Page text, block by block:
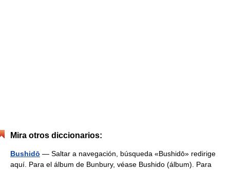
Mira otros diccionarios:
Bushidō — Saltar a navegación, búsqueda «Bushidō» redirige
aquí. Para el álbum de Bunbury, véase Bushido (álbum). Para